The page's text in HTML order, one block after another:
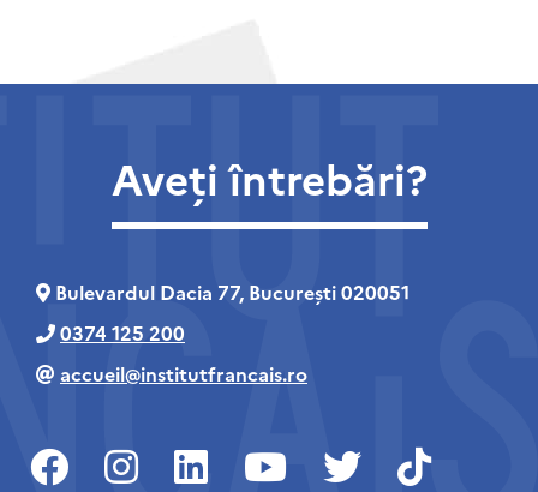
Aveți întrebări?
Bulevardul Dacia 77, București 020051
0374 125 200
accueil@institutfrancais.ro